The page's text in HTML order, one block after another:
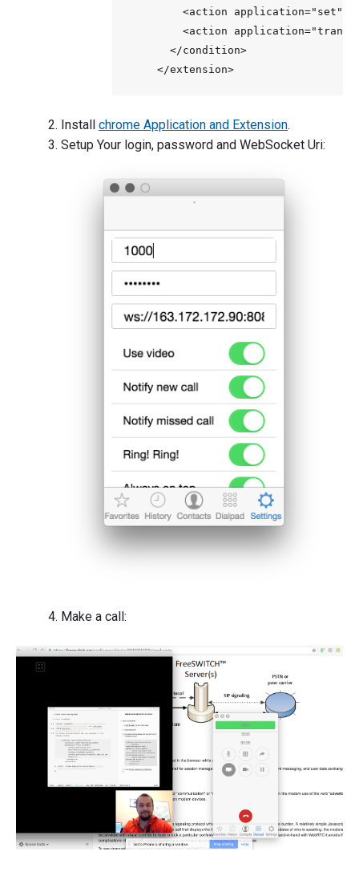
<action application="set"
<action
      </condition>
Install chrome Application and Extension.
Setup Your login, password and WebSocket Uri:
Make a call: